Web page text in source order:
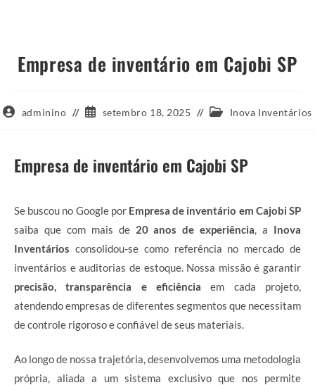
Empresa de inventário em Cajobi SP
Autoradminino
Postsetembro 18, 2025
Categoria
Inova Inventários
Empresa de inventário em Cajobi SP
Se buscou no Google por Empresa de inventário em Cajobi SP
saiba que com mais de 20 anos de experiência , a Inova
Inventários consolidou-se como referência no mercado de
inventários e auditorias de estoque. Nossa missão é garantir
precisão, transparência e eficiência em cada projeto,
atendendo empresas de diferentes segmentos que necessitam
de controle rigoroso e confiável de seus materiais.
Ao longo de nossa trajetória, desenvolvemos uma metodologia
própria, aliada a um sistema exclusivo que nos permite